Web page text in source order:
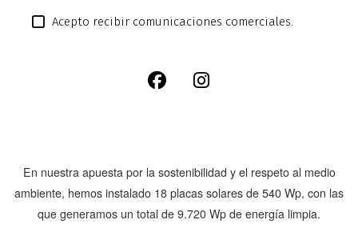
Acepto recibir comunicaciones comerciales.
En nuestra apuesta por la sostenibilidad y el respeto al medio
ambiente, hemos instalado 18 placas solares de 540 Wp, con las
que generamos un total de 9.720 Wp de energía limpia.